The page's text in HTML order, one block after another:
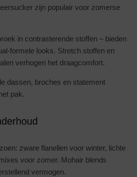
zijn populair voor zomerse
in contrasterende stoffen – bieden
formele looks. Stretch stoffen en
verhogen het draagcomfort.
dassen, broches en statement
pak.
zware flanellen voor winter, lichte
voor zomer. Mohair blends
vermogen.